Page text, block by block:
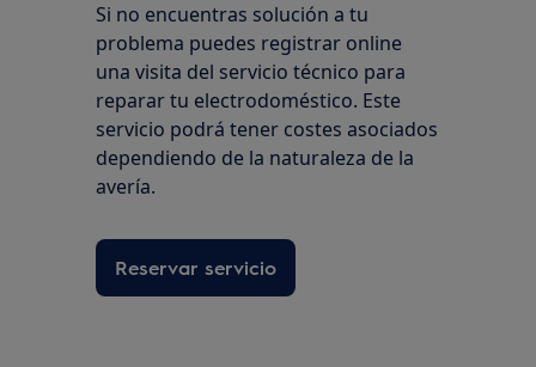
Si no encuentras solución a tu
problema puedes registrar online
una visita del servicio técnico para
reparar tu electrodoméstico. Este
servicio podrá tener costes asociados
dependiendo de la naturaleza de la
avería.
Reservar servicio